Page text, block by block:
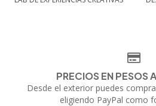
PRECIOS EN PESOS
Desde el exterior puedes
eligiendo PayPal como